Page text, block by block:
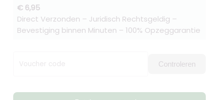
€ 6,95
Direct Verzonden – Juridisch Rechtsgeldig –
Bevestiging binnen Minuten – 100% Opzeggarantie
Voucher code Controleren